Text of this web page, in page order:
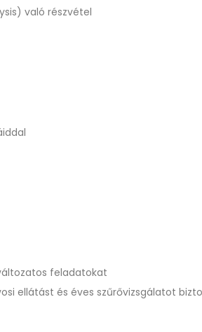
való részvétel
feladatokat
ellátást és éves szűrővizsgálatot